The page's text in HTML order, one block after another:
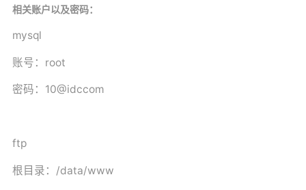
支持多国语系、支持多种数据库和自定义的版面设计等优越性能，
相关账户以及密码：
mysql
账号： root
密码： 10@idccom
ftp
根目录： /data/www